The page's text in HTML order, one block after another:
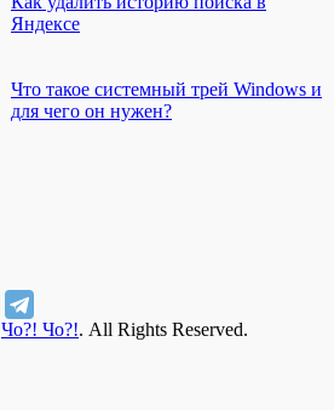
Яндексе
Что такое системный трей Windows и
для чего он нужен?
Чо?! Чо?!. All Rights Reserved.